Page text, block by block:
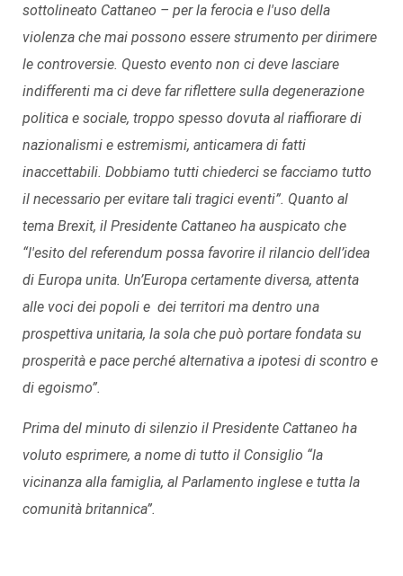
sottolineato Cattaneo – per la ferocia e l'uso della
violenza che mai possono essere strumento per dirimere
le controversie. Questo evento non ci deve lasciare
indifferenti ma ci deve far riflettere sulla degenerazione
politica e sociale, troppo spesso dovuta al riaffiorare di
nazionalismi e estremismi, anticamera di fatti
inaccettabili. Dobbiamo tutti chiederci se facciamo tutto
il necessario per evitare tali tragici eventi”. Quanto al
tema Brexit, il Presidente Cattaneo ha auspicato che
“l'esito del referendum possa favorire il rilancio dell’idea
di Europa unita. Un’Europa certamente diversa, attenta
alle voci dei popoli e dei territori ma dentro una
prospettiva unitaria, la sola che può portare fondata su
prosperità e pace perché alternativa a ipotesi di scontro e
di egoismo”.
Prima del minuto di silenzio il Presidente Cattaneo ha
voluto esprimere, a nome di tutto il Consiglio “la
vicinanza alla famiglia, al Parlamento inglese e tutta la
comunità britannica”.